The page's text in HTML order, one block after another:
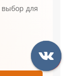
для